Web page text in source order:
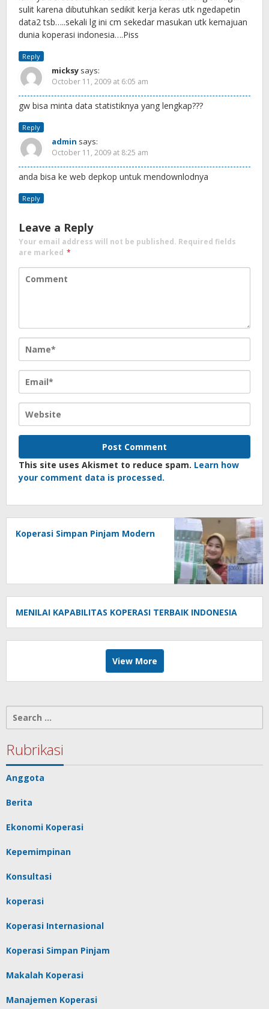
sulit karena dibutuhkan sedikit kerja keras utk ngedapetin
data2 tsb…..sekali lg ini cm sekedar masukan utk kemajuan
dunia koperasi indonesia….Piss
Reply
micksy says:
October 11, 2009 at 6:05 am
gw bisa minta data statistiknya yang lengkap???
Reply
admin says:
October 11, 2009 at 8:25 am
anda bisa ke web depkop untuk mendownlodnya
Reply
Leave a Reply
Your email address will not be published. Required fields
are marked *
This site uses Akismet to reduce spam. Learn how
your comment data is processed.
Koperasi Simpan Pinjam Modern
MENILAI KAPABILITAS KOPERASI TERBAIK INDONESIA
View More
for:
Rubrikasi
Anggota
Berita
Ekonomi Koperasi
Kepemimpinan
Konsultasi
koperasi
Koperasi Internasional
Koperasi Simpan Pinjam
Makalah Koperasi
Manajemen Koperasi